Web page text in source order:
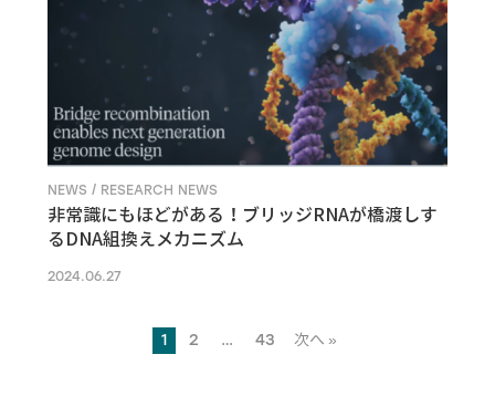
NEWS / RESEARCH NEWS
非常識にもほどがある！ブリッジRNAが橋渡しす
るDNA組換えメカニズム
2024.06.27
1 2 … 43 次へ »